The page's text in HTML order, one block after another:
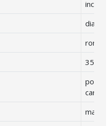
inclus
rond
35 cl
pot:
carton
marron